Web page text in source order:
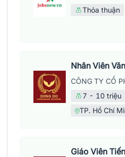
Thỏa thuận
7 - 10 triệu
TP. Hồ Chí
Giáo Viên